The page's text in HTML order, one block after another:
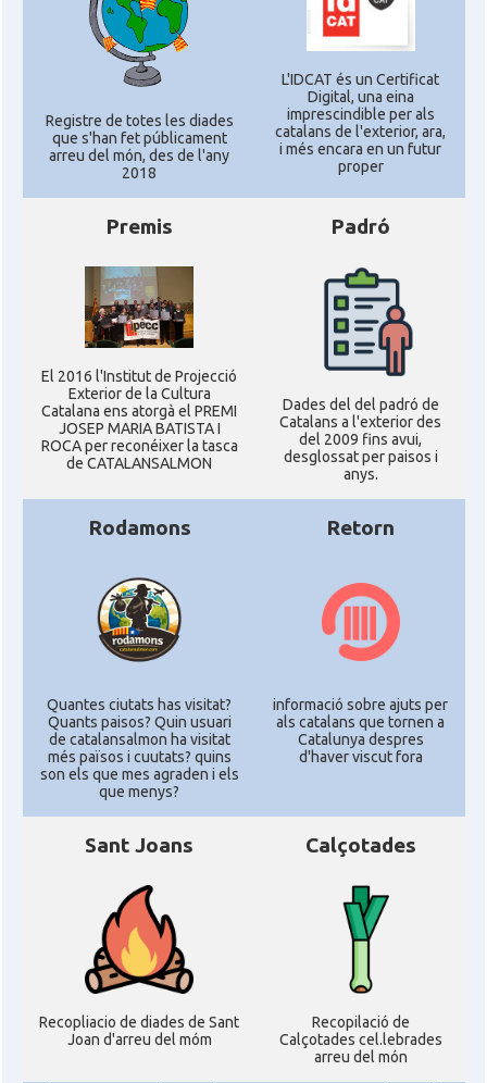
Registre de totes les diades
que s'han fet públicament
arreu del món, des de l'any
2018
L'IDCAT és un Certificat
Digital, una eina
imprescindible per als
catalans de l'exterior, ara,
i més encara en un futur
proper
Premis
El 2016 l'Institut de Projecció
Exterior de la Cultura
Catalana ens atorgà el PREMI
JOSEP MARIA BATISTA I
ROCA per reconéixer la tasca
de CATALANSALMON
Padró
Dades del del padró de
Catalans a l'exterior des
del 2009 fins avui,
desglossat per paisos i
anys.
Rodamons
Quantes ciutats has visitat?
Quants paisos? Quin usuari
de catalansalmon ha visitat
més països i cuutats? quins
son els que mes agraden i els
que menys?
Retorn
informació sobre ajuts per
als catalans que tornen a
Catalunya despres
d'haver viscut fora
Sant Joans
Recopliacio de diades de Sant
Joan d'arreu del móm
Calçotades
Recopilació de
Calçotades cel.lebrades
arreu del món